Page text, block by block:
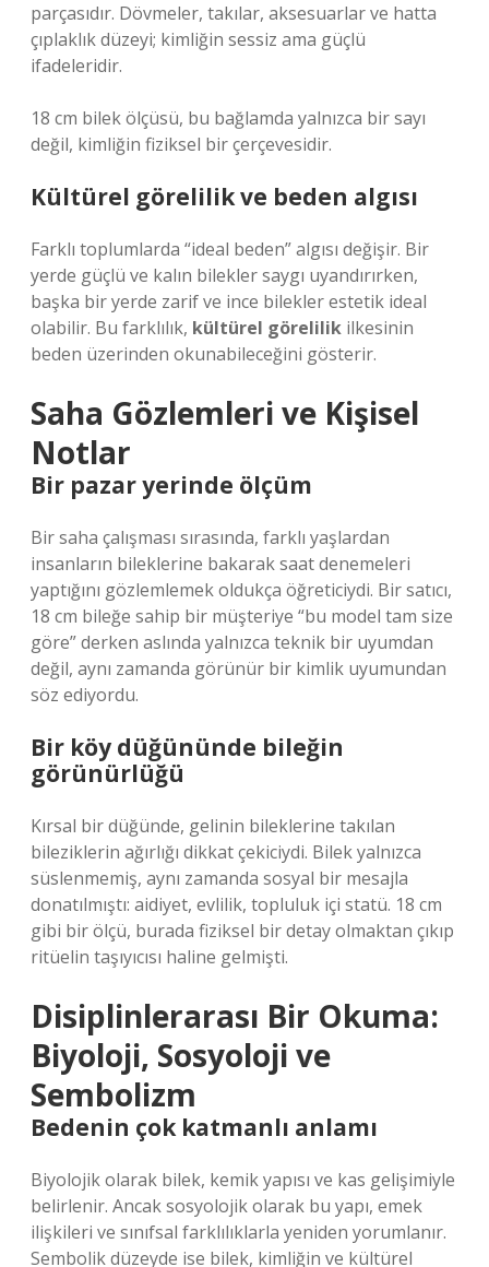
parçasıdır. Dövmeler, takılar, aksesuarlar ve hatta
çıplaklık düzeyi; kimliğin sessiz ama güçlü
ifadeleridir.
18 cm bilek ölçüsü, bu bağlamda yalnızca bir sayı
değil, kimliğin fiziksel bir çerçevesidir.
Kültürel görelilik ve beden algısı
Farklı toplumlarda “ideal beden” algısı değişir. Bir
yerde güçlü ve kalın bilekler saygı uyandırırken,
başka bir yerde zarif ve ince bilekler estetik ideal
olabilir. Bu farklılık, kültürel görelilik ilkesinin
beden üzerinden okunabileceğini gösterir.
Saha Gözlemleri ve Kişisel
Notlar
Bir pazar yerinde ölçüm
Bir saha çalışması sırasında, farklı yaşlardan
insanların bileklerine bakarak saat denemeleri
yaptığını gözlemlemek oldukça öğreticiydi. Bir satıcı,
18 cm bileğe sahip bir müşteriye “bu model tam size
göre” derken aslında yalnızca teknik bir uyumdan
değil, aynı zamanda görünür bir kimlik uyumundan
söz ediyordu.
Bir köy düğününde bileğin
görünürlüğü
Kırsal bir düğünde, gelinin bileklerine takılan
bileziklerin ağırlığı dikkat çekiciydi. Bilek yalnızca
süslenmemiş, aynı zamanda sosyal bir mesajla
donatılmıştı: aidiyet, evlilik, topluluk içi statü. 18 cm
gibi bir ölçü, burada fiziksel bir detay olmaktan çıkıp
ritüelin taşıyıcısı haline gelmişti.
Disiplinlerarası Bir Okuma:
Biyoloji, Sosyoloji ve
Sembolizm
Bedenin çok katmanlı anlamı
Biyolojik olarak bilek, kemik yapısı ve kas gelişimiyle
belirlenir. Ancak sosyolojik olarak bu yapı, emek
ilişkileri ve sınıfsal farklılıklarla yeniden yorumlanır.
Sembolik düzeyde ise bilek, kimliğin ve kültürel